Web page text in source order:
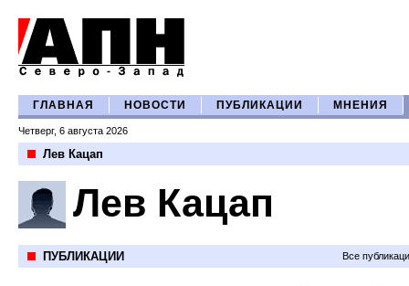
ГЛАВНАЯ НОВОСТИ ПУБЛИКАЦИИ МНЕНИЯ
Четверг, 6 августа 2026
Лев Кацап
Лев Кацап
ПУБЛИКАЦИИ Все